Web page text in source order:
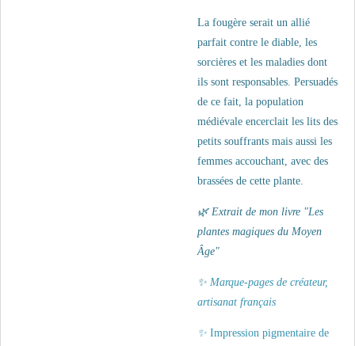
La fougère serait un allié
parfait contre le diable, les
sorcières et les maladies dont
ils sont responsables. Persuadés
de ce fait, la population
médiévale encerclait les lits des
petits souffrants mais aussi les
femmes accouchant, avec des
brassées de cette plante.
🌿Extrait de mon livre "Les
plantes magiques du Moyen
Âge"
✨ Marque-pages de créateur,
artisanat français
✨ Impression pigmentaire de